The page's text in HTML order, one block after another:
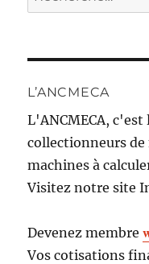
pour :
L’ANCMECA
L'ANCMECA,
collectionneurs de
machines à
Visitez notre site
Devenez membre
Vos cotisations